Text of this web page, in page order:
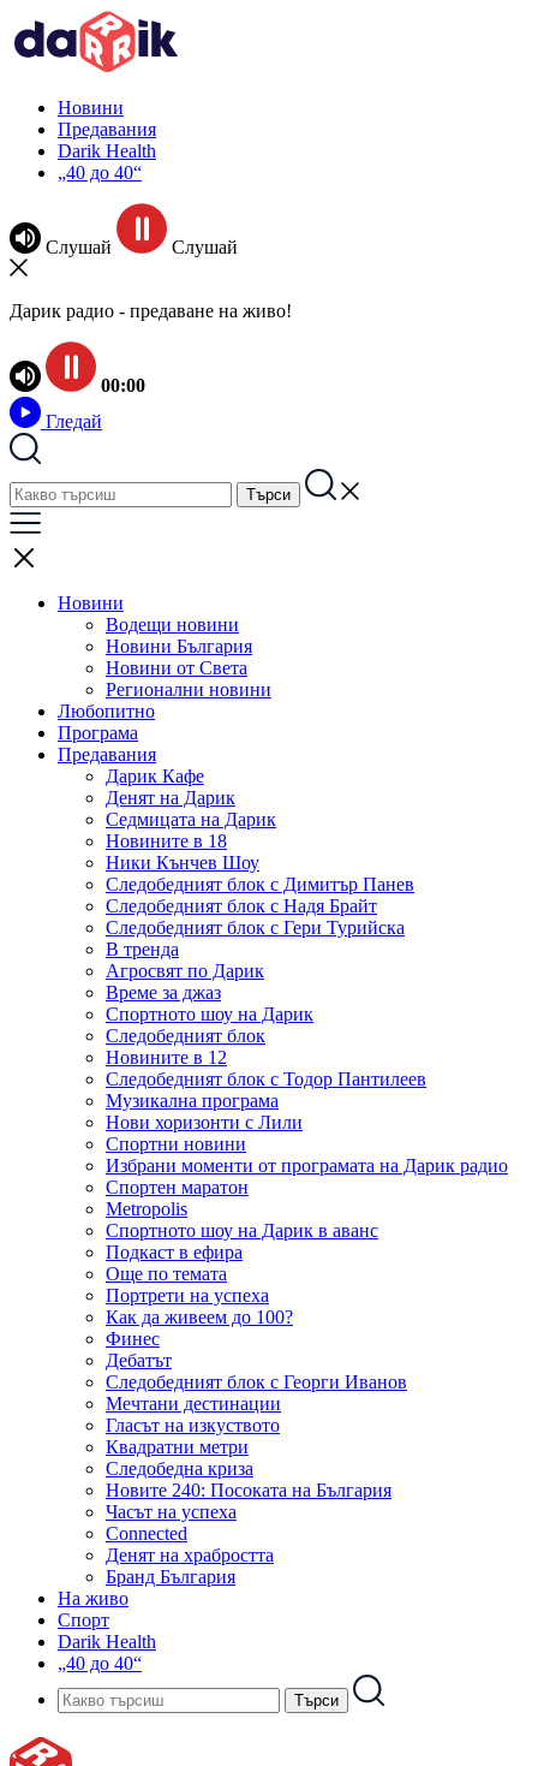
Новини
Предавания
Darik Health
„40 до 40“
Слушай Слушай
Дарик радио - предаване на живо!
00:00
Гледай
Новини
Водещи новини
Новини България
Новини от Света
Регионални новини
Любопитно
Програма
Предавания
Дарик Кафе
Денят на Дарик
Седмицата на Дарик
Новините в 18
Ники Кънчев Шоу
Следобедният блок с Димитър Панев
Следобедният блок с Надя Брайт
Следобедният блок с Гери Турийска
В тренда
Агросвят по Дарик
Време за джаз
Спортното шоу на Дарик
Следобедният блок
Новините в 12
Следобедният блок с Тодор Пантилеев
Музикална програма
Нови хоризонти с Лили
Спортни новини
Избрани моменти от програмата на Дарик радио
Спортен маратон
Metropolis
Спортното шоу на Дарик в аванс
Подкаст в ефира
Още по темата
Портрети на успеха
Как да живеем до 100?
Финес
Дебатът
Следобедният блок с Георги Иванов
Мечтани дестинации
Гласът на изкуството
Квадратни метри
Следобедна криза
Новите 240: Посоката на България
Часът на успеха
Connected
Денят на храбростта
Бранд България
На живо
Спорт
Darik Health
„40 до 40“